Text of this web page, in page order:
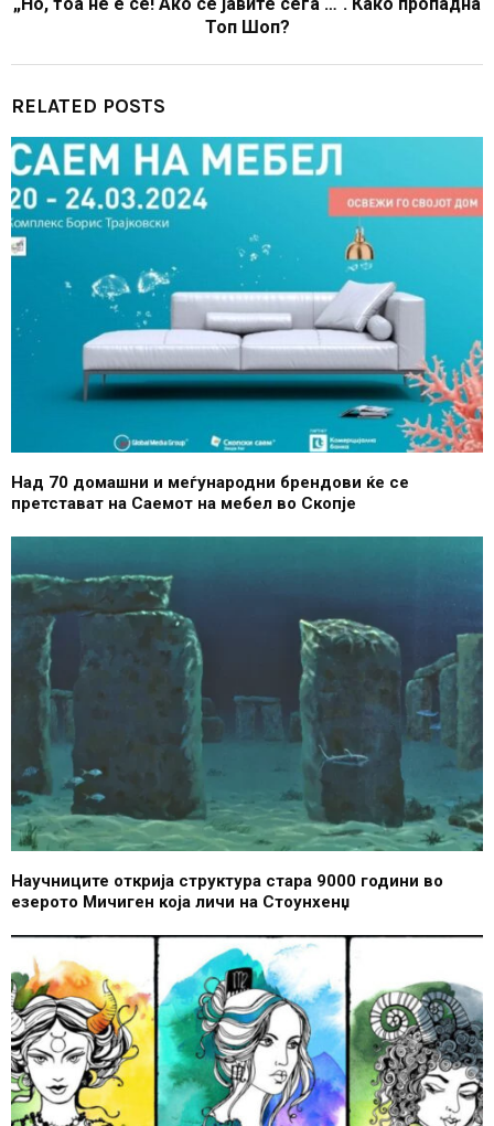
Топ Шоп?
RELATED POSTS
Над 70 домашни и меѓународни брендови ќе се
претстават на Саемот на мебел во Скопје
Научниците открија структура стара 9000 години во
езерото Мичиген која личи на Стоунхенџ